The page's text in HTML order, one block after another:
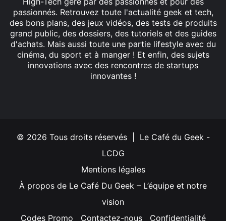
passionnés. Retrouvez toute l'actualité geek et tech,
des bons plans, des jeux vidéos, des tests de produits
grand public, des dossiers, des tutoriels et des guides
d'achats. Mais aussi toute une partie lifestyle avec du
cinéma, du sport et à manger ! Et enfin, des sujets
innovations avec des rencontres de startups
innovantes !
© 2026 Tous droits réservés | Le Café du Geek -
LCDG
Mentions légales
À propos de Le Café Du Geek – L’équipe et notre
vision
Codes Promo
Contactez-nous Confidentialité